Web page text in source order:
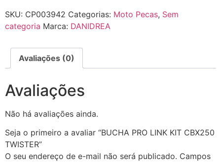
SKU: CP003942 Categorias: Moto Pecas, Sem
categoria Marca: DANIDREA
Avaliações (0)
Avaliações
Não há avaliações ainda.
Seja o primeiro a avaliar “BUCHA PRO LINK KIT CBX250
TWISTER”
O seu endereço de e-mail não será publicado. Campos